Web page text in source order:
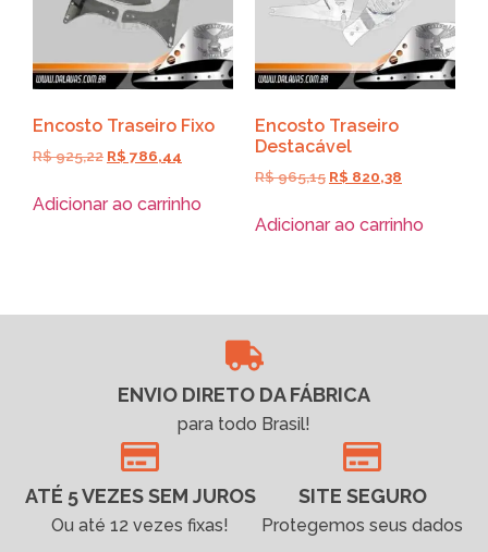
Encosto Traseiro Fixo
R$925,22 R$ 786,44
Adicionar ao carrinho
Encosto Traseiro
Destacável
R$965,15 R$ 820,38
Adicionar ao carrinho
ENVIO DIRETO DA FÁBRICA
para todo Brasil!
ATÉ 5 VEZES SEM JUROS
Ou até 12 vezes fixas!
SITE SEGURO
Protegemos seus dados